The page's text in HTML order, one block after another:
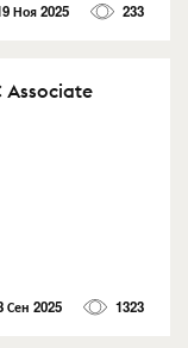
Ноя 2025 233
Associate
Сен 2025 1323